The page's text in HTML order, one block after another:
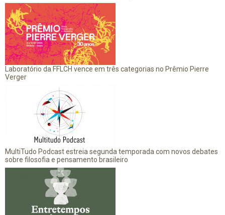
Laboratório da FFLCH vence em três categorias no Prêmio Pierre
Verger
MultiTudo Podcast estreia segunda temporada com novos debates
sobre filosofia e pensamento brasileiro